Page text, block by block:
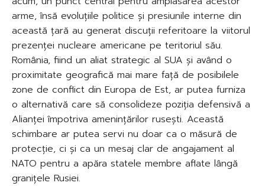
arme, însă evoluțiile politice și presiunile interne din
această țară au generat discuții referitoare la viitorul
prezenței nucleare americane pe teritoriul său.
România, fiind un aliat strategic al SUA și având o
proximitate geografică mai mare față de posibilele
zone de conflict din Europa de Est, ar putea furniza
o alternativă care să consolideze poziția defensivă a
Alianței împotriva amenințărilor rusești. Această
schimbare ar putea servi nu doar ca o măsură de
protecție, ci și ca un mesaj clar de angajament al
NATO pentru a apăra statele membre aflate lângă
granițele Rusiei.